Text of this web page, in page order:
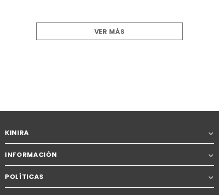
VER MÁS
KINIRA
INFORMACIÓN
POLÍTICAS